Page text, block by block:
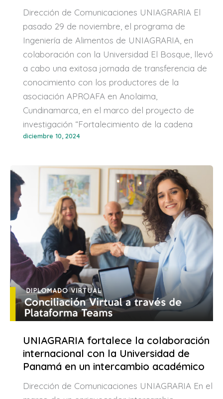
Dirección de Comunicaciones UNIAGRARIA El
pasado 29 de noviembre, el programa de
Ingeniería de Alimentos de UNIAGRARIA, en
colaboración con la Universidad El Bosque, llevó
a cabo una exitosa jornada de transferencia de
conocimiento con los productores de la
asociación APROAFA en Anolaima,
Cundinamarca, en el marco del proyecto de
investigación “Fortalecimiento de la cadena
diciembre 10, 2024
UNIAGRARIA fortalece la colaboración
internacional con la Universidad de
Panamá en un intercambio académico
Dirección de Comunicaciones UNIAGRARIA En el